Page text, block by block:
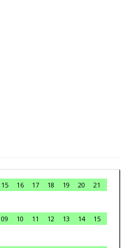
15 16 17 18 19 20
21
09 10 11 12 13 14
15